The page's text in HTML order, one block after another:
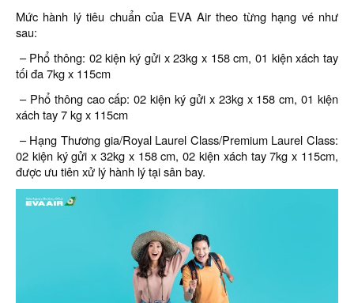
Mức hành lý tiêu chuẩn của EVA Air theo từng hạng vé như
sau:
– Phổ thông: 02 kiện ký gửi x 23kg x 158 cm, 01 kiện xách tay
tối đa 7kg x 115cm
– Phổ thông cao cấp: 02 kiện ký gửi x 23kg x 158 cm, 01 kiện
xách tay 7 kg x 115cm
– Hạng Thương gia/Royal Laurel Class/Premium Laurel Class:
02 kiện ký gửi x 32kg x 158 cm, 02 kiện xách tay 7kg x 115cm,
được ưu tiên xử lý hành lý tại sân bay.